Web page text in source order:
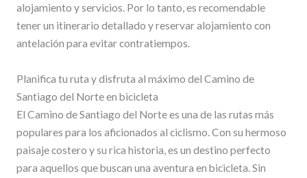
alojamiento y servicios. Por lo tanto, es recomendable
tener un itinerario detallado y reservar alojamiento con
antelación para evitar contratiempos.
Planifica tu ruta y disfruta al máximo del Camino de
Santiago del Norte en bicicleta
El Camino de Santiago del Norte es una de las rutas más
populares para los aficionados al ciclismo. Con su hermoso
paisaje costero y su rica historia, es un destino perfecto
para aquellos que buscan una aventura en bicicleta. Sin